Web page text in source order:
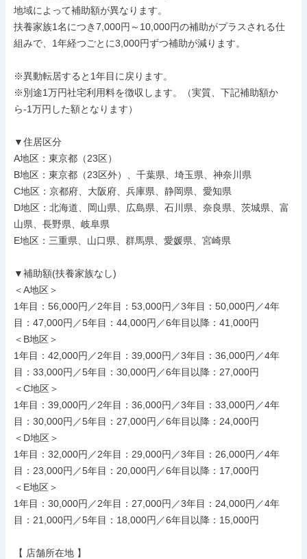
地域によって補助額が異なります。
扶養家族1名につき7,000円～10,000円の補助がプラスされる仕
組みで、1年経つごとに3,000円ずつ補助が減ります。
※異動転居すると1年目に戻ります。
※別途1万円社宅利用料を徴収します。（実質、下記補助額か
ら-1万円した額となります）
▼住居区分
A地区：東京都（23区）
B地区：東京都（23区外）、千葉県、埼玉県、神奈川県
C地区：京都府、大阪府、兵庫県、静岡県、愛知県
D地区：北海道、岡山県、広島県、石川県、奈良県、茨城県、富
山県、長野県、岐阜県
E地区：三重県、山口県、群馬県、愛媛県、宮崎県
▼補助額(扶養家族なし)
＜A地区＞
1年目：56,000円／2年目：53,000円／3年目：50,000円／4年
目：47,000円／5年目：44,000円／6年目以降：41,000円
＜B地区＞
1年目：42,000円／2年目：39,000円／3年目：36,000円／4年
目：33,000円／5年目：30,000円／6年目以降：27,000円
＜C地区＞
1年目：39,000円／2年目：36,000円／3年目：33,000円／4年
目：30,000円／5年目：27,000円／6年目以降：24,000円
＜D地区＞
1年目：32,000円／2年目：29,000円／3年目：26,000円／4年
目：23,000円／5年目：20,000円／6年目以降：17,000円
＜E地区＞
1年目：30,000円／2年目：27,000円／3年目：24,000円／4年
目：21,000円／5年目：18,000円／6年目以降：15,000円
【 店舗所在地 】